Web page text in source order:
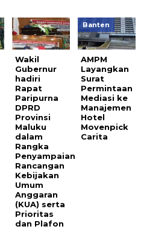
Wakil
Gubernur
hadiri
Rapat
Paripurna
DPRD
Provinsi
Maluku
dalam
Rangka
Penyampaian
Rancangan
Kebijakan
Umum
Anggaran
(KUA) serta
Prioritas
dan Plafon
Banten
AMPM
Layangkan
Surat
Permintaan
Mediasi ke
Manajemen
Hotel
Movenpick
Carita